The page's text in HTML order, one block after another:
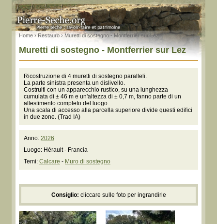
Home › Restauro› Muretti di sostegno - Montferrier sur Lez
Muretti di sostegno - Montferrier sur Lez
Ricostruzione di 4 muretti di sostegno paralleli.
La parte sinistra presenta un dislivello.
Costruiti con un apparecchio rustico, su una lunghezza
cumulata di ± 46 m e un'altezza di ± 0,7 m, fanno parte di un
allestimento completo del luogo.
Una scala di accesso alla parcella superiore divide questi edifici
in due zone. (Trad IA)
Anno: 2026
Luogo: Hérault - Francia
Temi: Calcare - Muro di sostegno
Consiglio: cliccare sulle foto per ingrandirle